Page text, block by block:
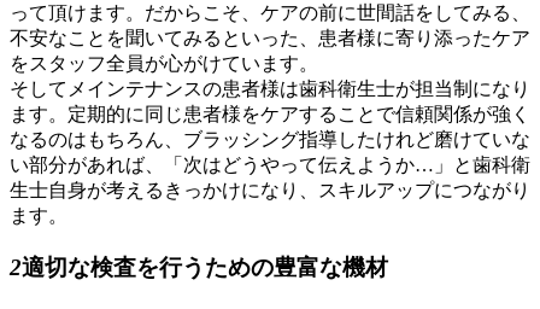
って頂けます。だからこそ、ケアの前に世間話をしてみる、
不安なことを聞いてみるといった、患者様に寄り添ったケア
をスタッフ全員が心がけています。
そしてメインテナンスの患者様は歯科衛生士が担当制になり
ます。定期的に同じ患者様をケアすることで信頼関係が強く
なるのはもちろん、ブラッシング指導したけれど磨けていな
い部分があれば、「次はどうやって伝えようか…」と歯科衛
生士自身が考えるきっかけになり、スキルアップにつながり
ます。
2適切な検査を行うための豊富な機材